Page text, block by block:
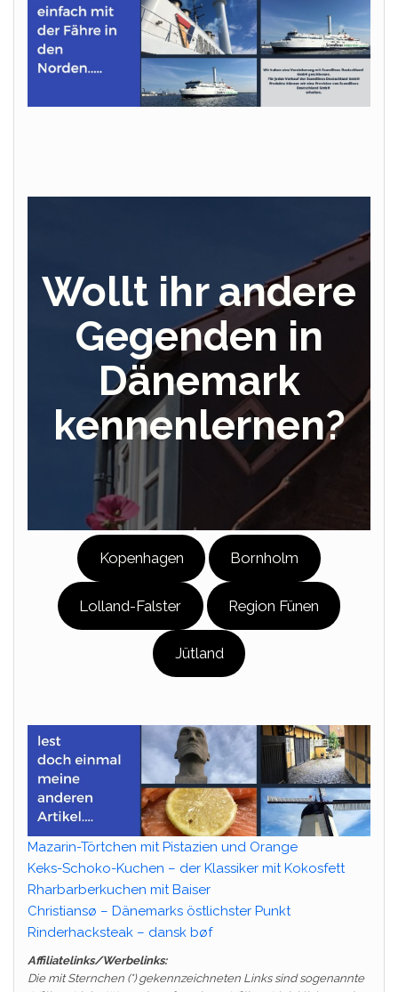
Wollt ihr andere
Gegenden in
Dänemark
kennenlernen?
Kopenhagen Bornholm
Lolland-Falster Region Fünen
Jütland
Mazarin-Törtchen mit Pistazien und Orange
Keks-Schoko-Kuchen – der Klassiker mit Kokosfett
Rharbarberkuchen mit Baiser
Christiansø – Dänemarks östlichster Punkt
Rinderhacksteak – dansk bøf
Affiliatelinks/Werbelinks:
Die mit Sternchen (*) gekennzeichneten Links sind sogenannte